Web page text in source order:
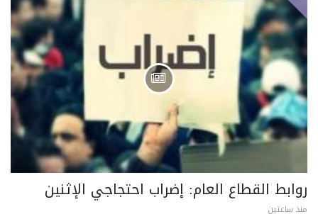
روابط القطاع العام: إضراب احتجاجي الإثنين
منذ ساعتين